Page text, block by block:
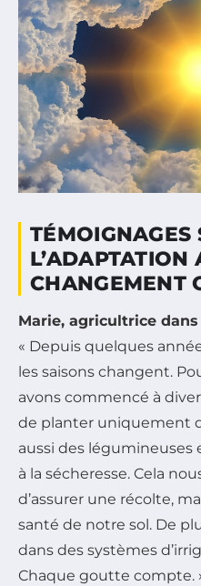
TÉMOIGNAGES
L’ADAPTATION
CHANGEMENT
Marie, agricultrice
« Depuis quelques
les saisons changent.
avons commencé à
de planter uniquement
aussi des légumineuses
à la sécheresse. Cela
d’assurer une récolte,
santé de notre sol. De
dans des systèmes
Chaque goutte compte.